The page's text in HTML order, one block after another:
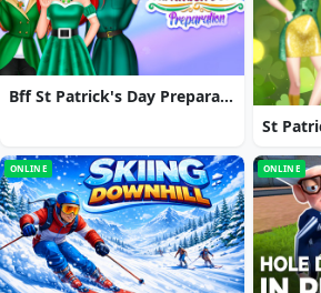
Bff St Patrick's Day Preparation
ONLINE ONLINE